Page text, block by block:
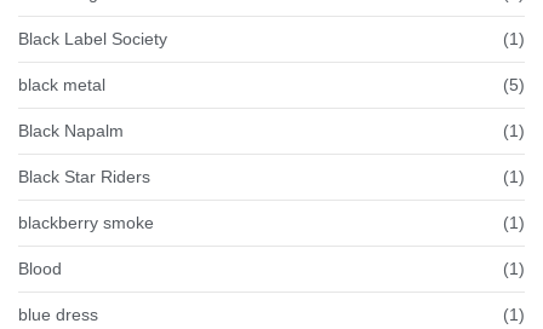
Black Label Society (1)
black metal (5)
Black Napalm (1)
Black Star Riders (1)
blackberry smoke (1)
Blood (1)
blue dress (1)